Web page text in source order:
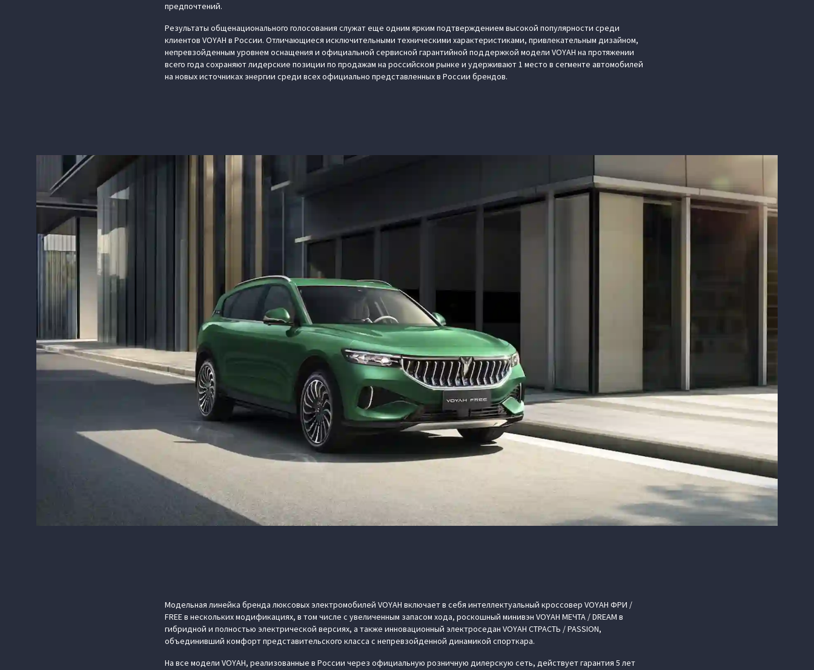
предпочтений.
Результаты общенационального голосования служат еще одним ярким подтверждением высокой популярности среди
клиентов VOYAH в России. Отличающиеся исключительными техническими характеристиками, привлекательным дизайном,
непревзойденным уровнем оснащения и официальной сервисной гарантийной поддержкой модели VOYAH на протяжении
всего года сохраняют лидерские позиции по продажам на российском рынке и удерживают 1 место в сегменте автомобилей
на новых источниках энергии среди всех официально представленных в России брендов.
Модельная линейка бренда люксовых электромобилей VOYAH включает в себя интеллектуальный кроссовер VOYAH ФРИ /
FREE в нескольких модификациях, в том числе с увеличенным запасом хода, роскошный минивэн VOYAH МЕЧТА / DREAM в
гибридной и полностью электрической версиях, а также инновационный электроседан VOYAH СТРАСТЬ / PASSION,
объединивший комфорт представительского класса с непревзойденной динамикой спорткара.
На все модели VOYAH, реализованные в России через официальную розничную дилерскую сеть, действует гарантия 5 лет